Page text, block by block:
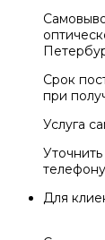
Срок
при
Услуга
Для